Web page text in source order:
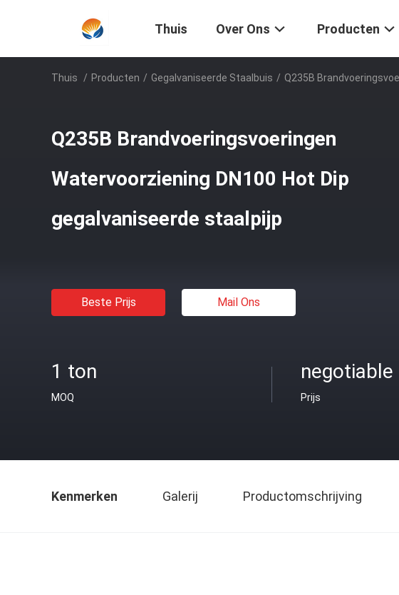
Thuis Over Ons Producten
Thuis / Producten / Gegalvaniseerde Staalbuis / Q235B
Q235B Brandvoeringsvoeringen
Watervoorziening DN100 Hot Dip
gegalvaniseerde staalpijp
Beste Prijs Mail Ons
1 ton
MOQ
negotiable
Prijs
Kenmerken Galerij Productomschrijving